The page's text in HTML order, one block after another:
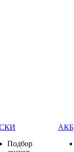
Подбор
АКБ